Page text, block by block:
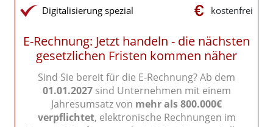
Seminare Category
Digitalisierung spezial kostenfrei
E-Rechnung: Jetzt handeln - die nächsten
gesetzlichen Fristen kommen näher
Sind Sie bereit für die E-Rechnung? Ab dem
01.01.2027 sind Unternehmen mit einem
Jahresumsatz von mehr als 800.000€
verpflichtet, elektronische Rechnungen im